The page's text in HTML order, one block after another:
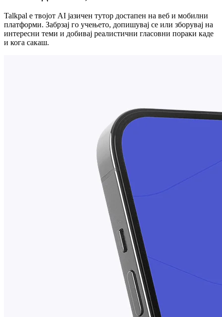
Talkpal е твојот AI јазичен тутор достапен на веб и мобилни
платформи. Забрзај го учењето, допишувај се или зборувај на
интересни теми и добивај реалистични гласовни пораки каде
и кога сакаш.